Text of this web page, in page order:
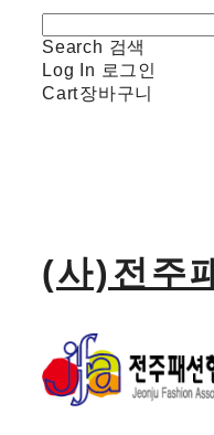
Search 검색
Log In 로그인
Cart장바구니
(사)전주